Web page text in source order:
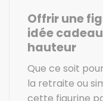
Offrir une
idée
hauteur
Que ce soit
la retraite ou
cette figurine